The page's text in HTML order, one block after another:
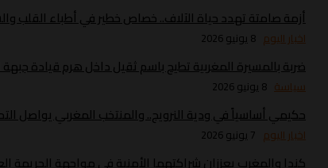
أزمة صامتة تهدد حياة الآلاف.. خصاص خطير في أطباء القلب
اخبار اليوم 8 يونيو 2026
ضربة بالمسيرة المغربية تطيح باسم ثقيل داخل هرم قيادة جبهة
سياسة 8 يونيو 2026
حكيمي أساسياً في ودية النرويج.. والمنتخب المغربي يواصل
اخبار اليوم 7 يونيو 2026
كندا والمغرب يعززان شراكتهما الأمنية في مواجهة الجريمة